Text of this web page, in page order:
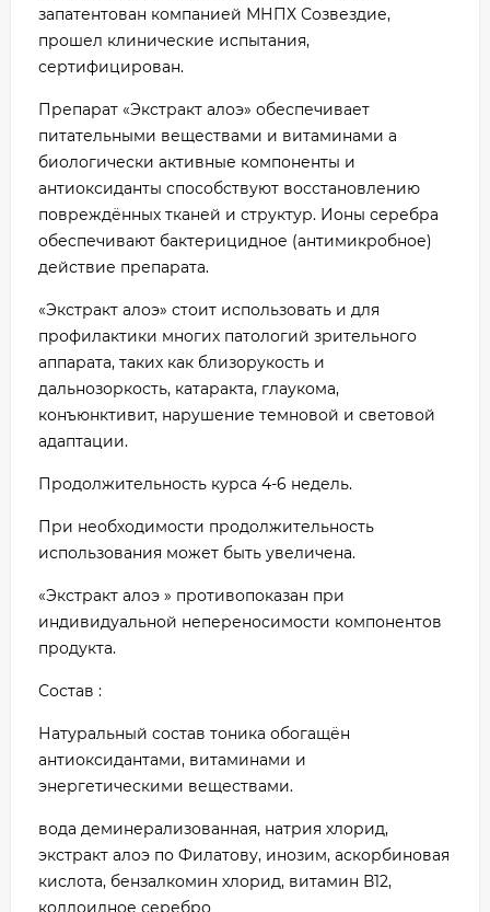
запатентован компанией МНПХ Созвездие,
прошел клинические испытания,
сертифицирован.
Препарат «Экстракт алоэ» обеспечивает
питательными веществами и витаминами а
биологически активные компоненты и
антиоксиданты способствуют восстановлению
повреждённых тканей и структур. Ионы серебра
обеспечивают бактерицидное (антимикробное)
действие препарата.
«Экстракт алоэ» стоит использовать и для
профилактики многих патологий зрительного
аппарата, таких как близорукость и
дальнозоркость, катаракта, глаукома,
конъюнктивит, нарушение темновой и световой
адаптации.
Продолжительность курса 4-6 недель.
При необходимости продолжительность
использования может быть увеличена.
«Экстракт алоэ » противопоказан при
индивидуальной непереносимости компонентов
продукта.
Состав :
Натуральный состав тоника обогащён
антиоксидантами, витаминами и
энергетическими веществами.
вода деминерализованная, натрия хлорид,
экстракт алоэ по Филатову, инозим, аскорбиновая
кислота, бензалкомин хлорид, витамин В12,
коллоидное серебро